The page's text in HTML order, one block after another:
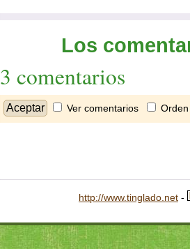
Los
3 comentarios
Ver comentarios
http://www.tinglado.net -